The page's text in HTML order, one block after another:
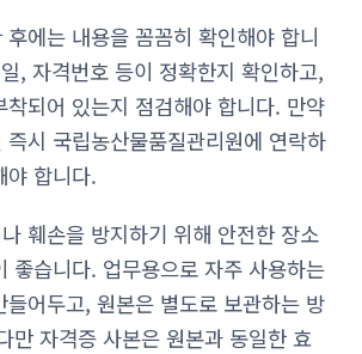
에는 내용을 꼼꼼히 확인해야 합니
, 자격번호 등이 정확한지 확인하고,
착되어 있는지 점검해야 합니다. 만약
시 국립농산물품질관리원에 연락하
야 합니다.
훼손을 방지하기 위해 안전한 장소
좋습니다. 업무용으로 자주 사용하는
들어두고, 원본은 별도로 보관하는 방
만 자격증 사본은 원본과 동일한 효